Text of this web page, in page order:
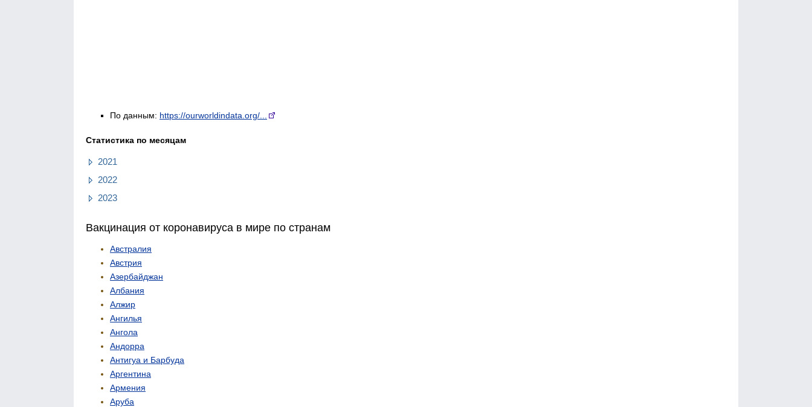
По данным: https://ourworldindata.org/...
Статистика по месяцам
2021
2022
2023
Вакцинация от коронавируса в мире по странам
Австралия
Австрия
Азербайджан
Албания
Алжир
Ангилья
Ангола
Андорра
Антигуа и Барбуда
Аргентина
Армения
Аруба